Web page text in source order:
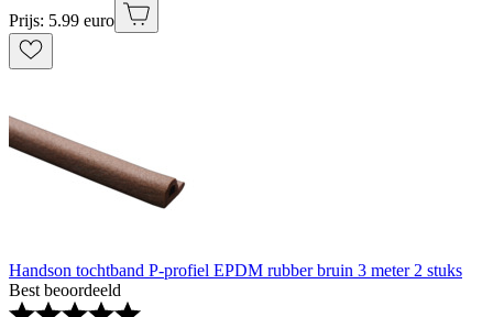
Prijs: 5.99 euro
Handson tochtband P-profiel EPDM rubber bruin 3 meter 2 stuks
Best beoordeeld